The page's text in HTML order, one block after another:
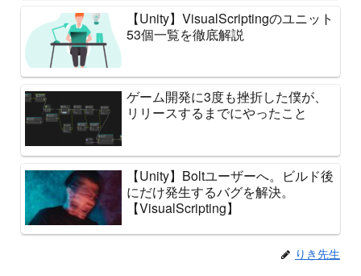
【Unity】VisualScriptingのユニット
53個一覧を徹底解説
ゲーム開発に3度も挫折した僕が、
リリースするまでにやったこと
【Unity】Boltユーザーへ。ビルド後
にだけ発生するバグを解決。
【VisualScripting】
りき先生